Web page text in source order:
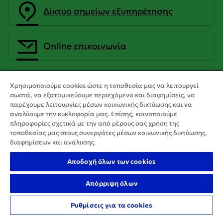
Δίκτυο σημείων εξυπηρέτησης
Οnline επικοινωνία
CrediaBank Ανώνυμη Τραπεζική
Εταιρεία
Copyright 2025 CrediaBank
Χρησιμοποιούμε cookies ώστε η τοποθεσία μας να λειτουργεί
σωστά, να εξατομικεύουμε περιεχόμενο και διαφημίσεις, να
παρέχουμε λειτουργίες μέσων κοινωνικής δικτύωσης και να
αναλύουμε την κυκλοφορία μας. Επίσης, κοινοποιούμε
πληροφορίες σχετικά με την από μέρους σας χρήση της
τοποθεσίας μας στους συνεργάτες μέσων κοινωνικής δικτύωσης,
διαφημίσεων και ανάλυσης.
Αποδοχή όλων των cookies
Απόρριψη όλων
Ρυθμίσεις για τα cookies